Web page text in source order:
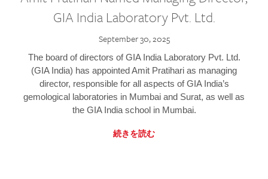
GIA India Laboratory Pvt. Ltd.
September 30, 2025
The board of directors of GIA India Laboratory Pvt. Ltd.
(GIA India) has appointed Amit Pratihari as managing
director, responsible for all aspects of GIA India’s
gemological laboratories in Mumbai and Surat, as well as
the GIA India school in Mumbai.
続きを読む